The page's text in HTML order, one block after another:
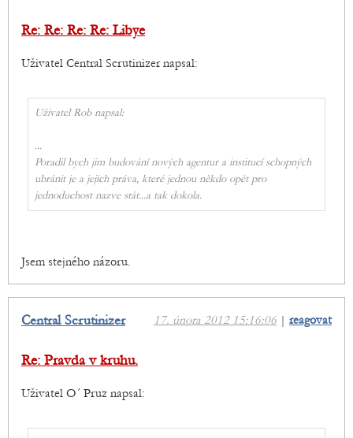
Re: Re: Re: Re: Libye
Uživatel Central Scrutinizer napsal:
Uživatel Rob napsal:
...
Poradil bych jim budování nových agentur a institucí schopných
ubránit je a jejich práva, které jednou někdo opět pro
jednoduchost nazve stát...a tak dokola.
Jsem stejného názoru.
17. února 2012 15:16:06 | reagovat
Central Scrutinizer
Re: Pravda v kruhu.
Uživatel O´ Pruz napsal: